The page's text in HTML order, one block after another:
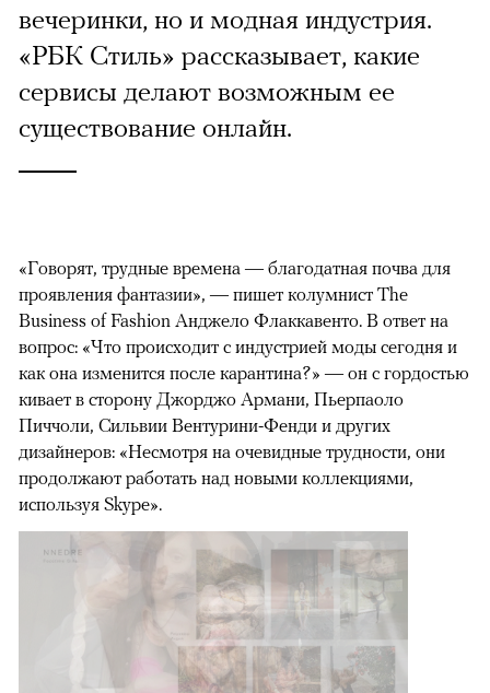
вечеринки, но и модная индустрия.
«РБК Стиль» рассказывает, какие
сервисы делают возможным ее
существование онлайн.
«Говорят, трудные времена — благодатная почва для
проявления фантазии», — пишет колумнист The
Business of Fashion Анджело Флаккавенто. В ответ на
вопрос: «Что происходит с индустрией моды сегодня и
как она изменится после карантина?» — он с гордостью
кивает в сторону Джорджо Армани, Пьерпаоло
Пиччоли, Сильвии Вентурини-Фенди и других
дизайнеров: «Несмотря на очевидные трудности, они
продолжают работать над новыми коллекциями,
используя Skype».